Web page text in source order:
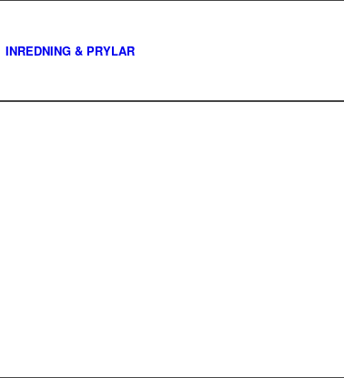
INREDNING & PRYLAR